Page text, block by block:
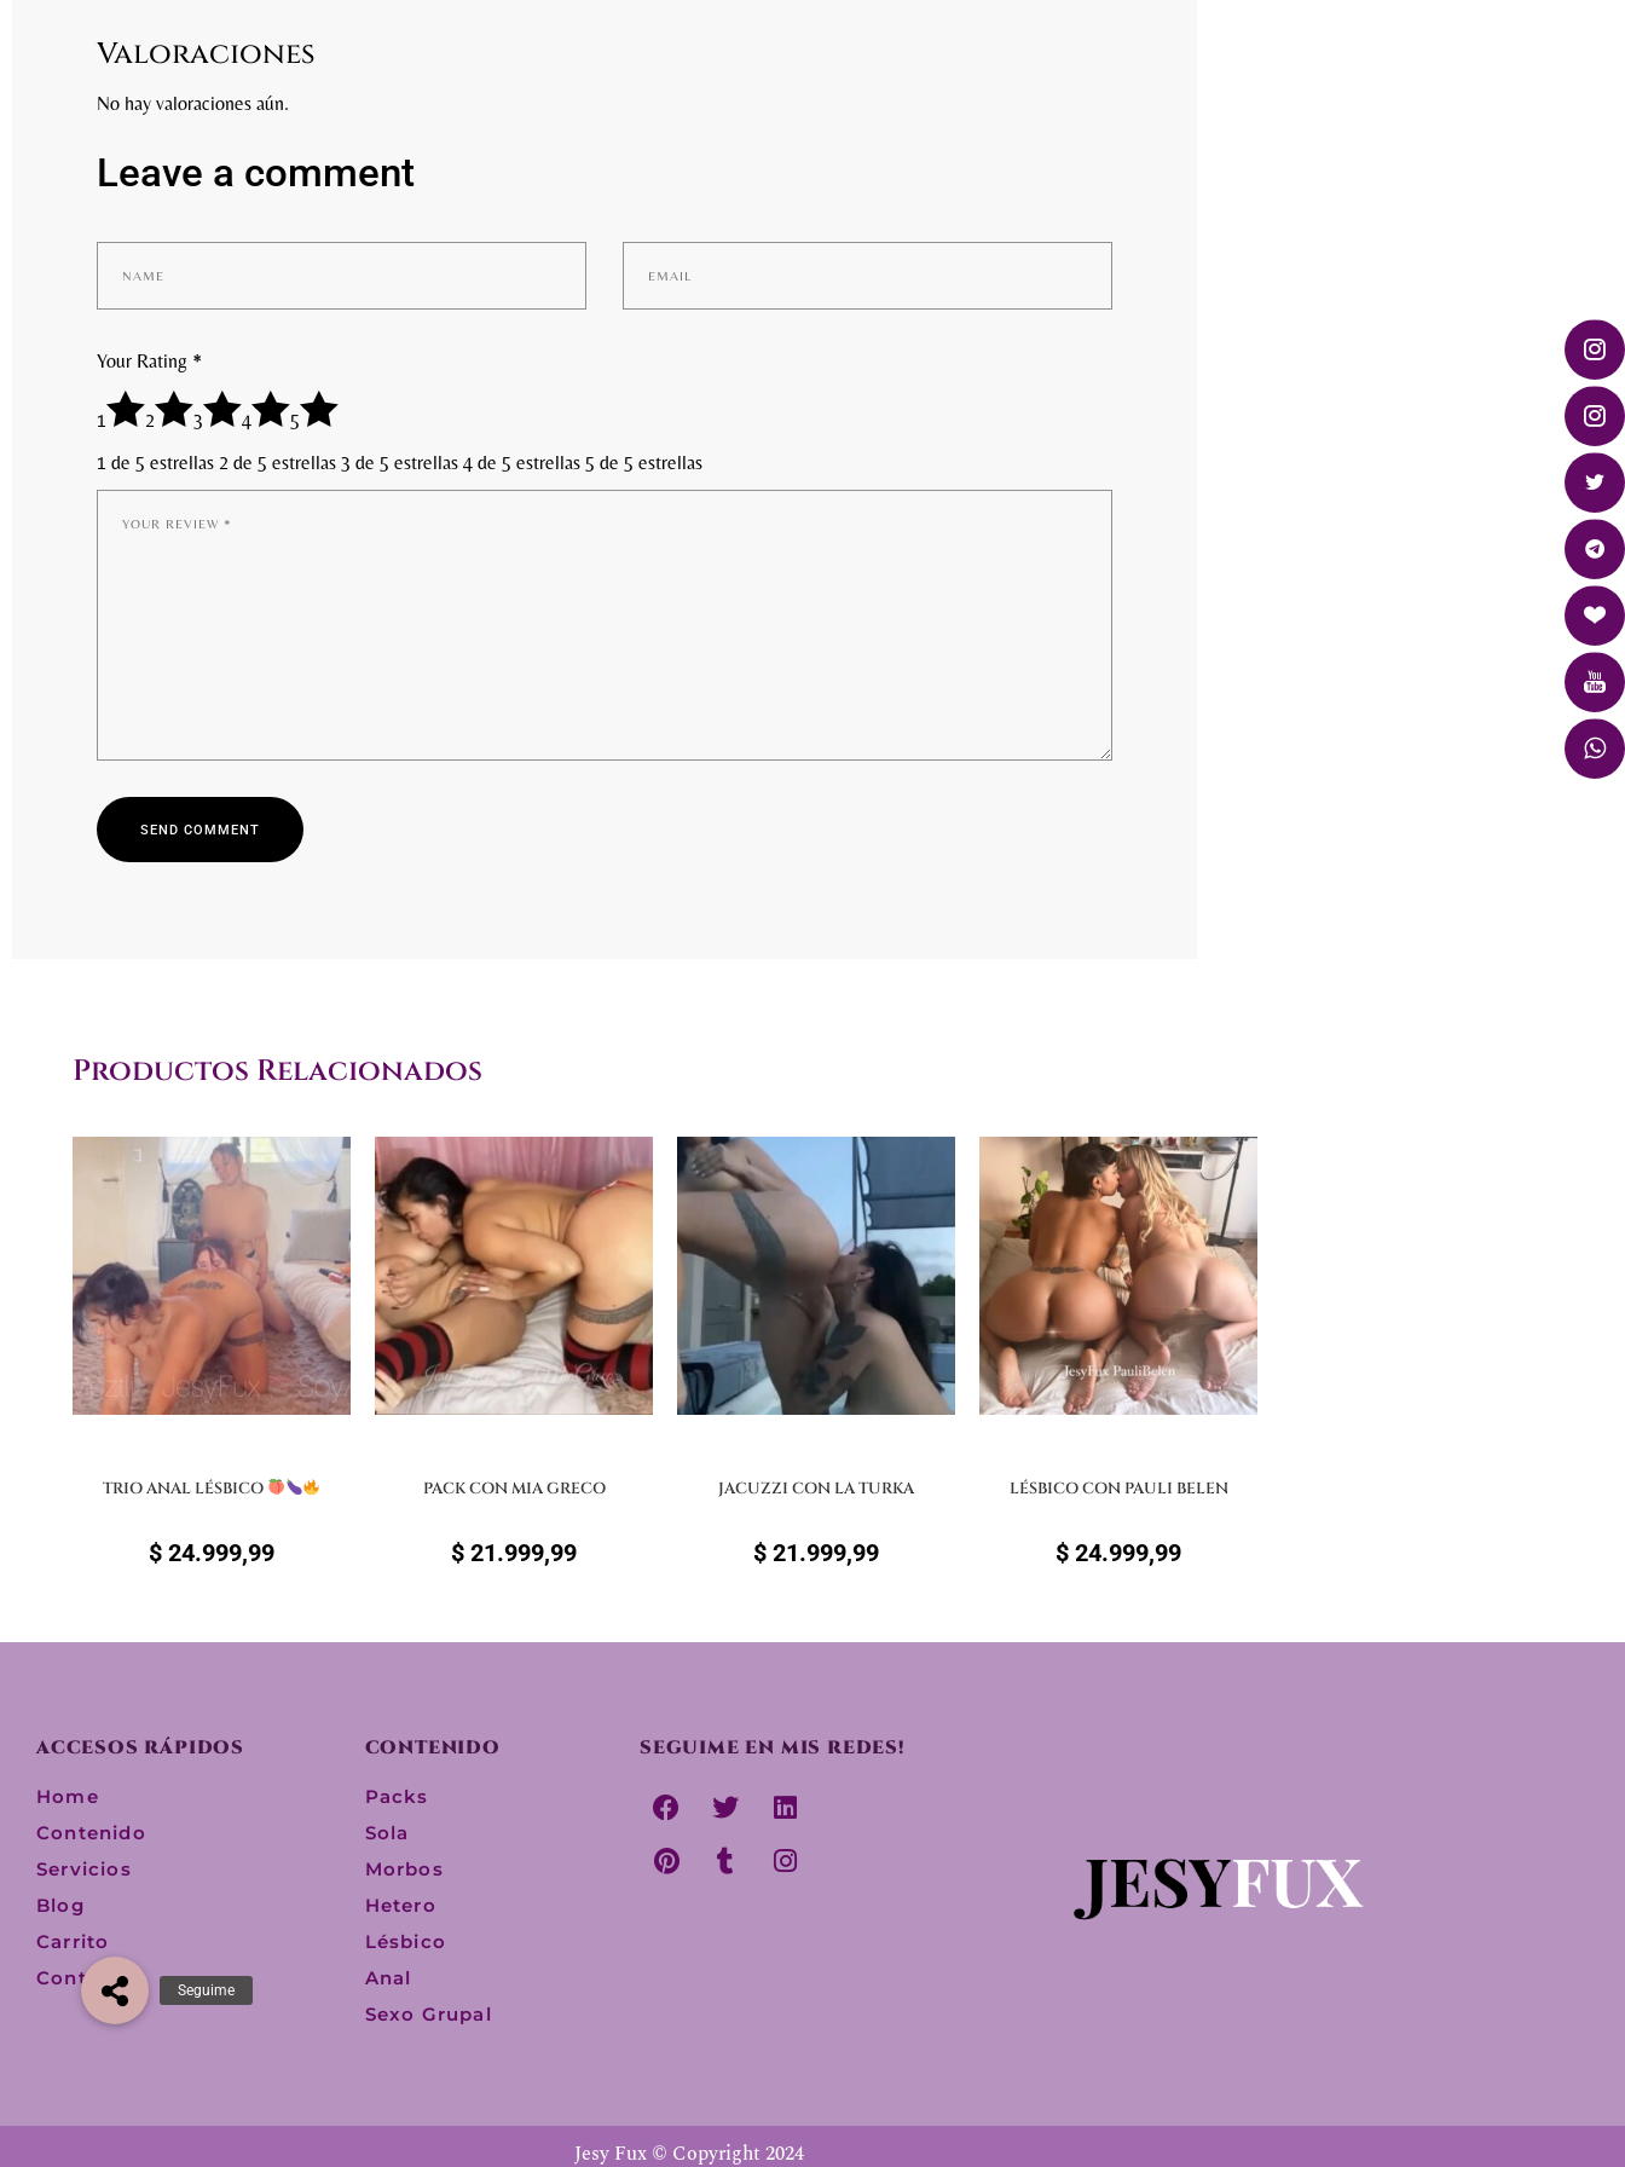
Valoraciones
No hay valoraciones aún.
Leave a comment
Your Rating *
1 2 3 4
5
1 de 5 estrellas 2 de 5 estrellas 3 de 5 estrellas 4 de 5 estrellas 5 de 5 estrellas
SEND COMMENT
Productos Relacionados
TRIO ANAL LÉSBICO
$ 24.999,99
PACK CON MIA GRECO
$ 21.999,99
JACUZZI CON LA TURKA
$ 21.999,99
LÉSBICO CON PAULI BELEN
$ 24.999,99
ACCESOS RÁPIDOS
Home
Contenido
Servicios
Blog
Carrito
Contacto
CONTENIDO
Packs
Sola
Morbos
Hetero
Lésbico
Anal
Sexo Grupal
SEGUIME EN MIS REDES!
Jesy Fux © Copyright 2024